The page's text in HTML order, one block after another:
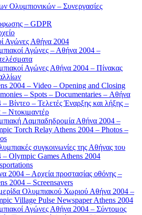
Ολυμπιονικών – Συνεργασίες
– GDPR
Αγώνες Αθήνα 2004
Αγώνες – Αθήνα 2004 –
Αγώνες Αθήνα 2004 – Πίνακας
2004 – Video – Opening and Closing
– Spots – Documentaries – Αθήνα
– Βίντεο – Τελετές Έναρξης και λήξης –
– Ντοκιμαντέρ
Λαμπαδηδρομία Αθήνα 2004 –
Torch Relay Athens 2004 – Photos –
συγκοινωνίες της Αθήνας του
– Olympic Games Athens 2004
2004 – Αρχεία προστασίας οθόνης –
2004 – Screensavers
Ολυμπιακού Χωριού Αθήνα 2004 –
Village Pulse Newspaper Athens 2004
Αγώνες Αθήνα 2004 – Σύντομος